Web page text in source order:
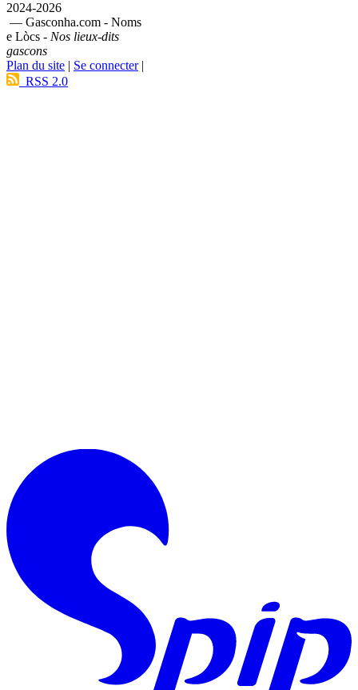
2024-2026
— Gasconha.com - Noms
e Lòcs - Nos lieux-dits
gascons
Plan du site | Se connecter|
RSS 2.0